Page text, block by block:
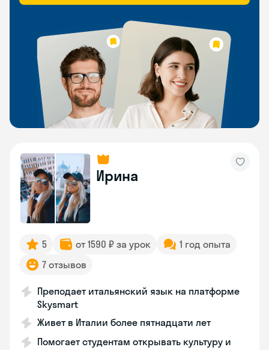
Ирина
5 от 1590 ₽ за урок
1 год опыта
7 отзывов
Преподает итальянский язык на платформе
Skysmart
Живет в Италии более пятнадцати лет
Помогает студентам открывать культуру и